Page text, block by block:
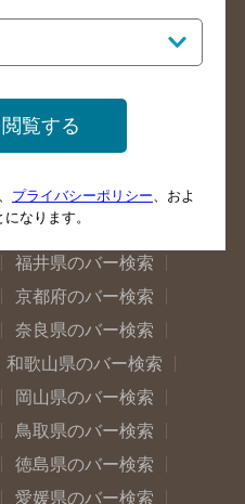
長野県のバー検索
東京都のバー検索
千葉県のバー検索
三重県のバー検索
富山県のバー検索
福井県のバー検索
京都府のバー検索
奈良県のバー検索
和歌山県のバー検索
岡山県のバー検索
鳥取県のバー検索
徳島県のバー検索
愛媛県のバー検索
覧する
プライバシーポリシー 、およ
なります。